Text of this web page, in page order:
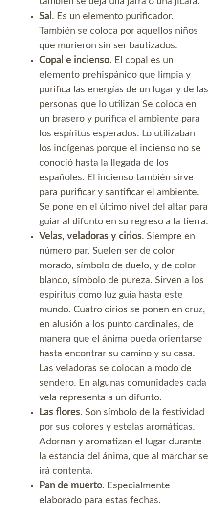
Sal . Es un elemento purificador.
También se coloca por aquellos niños
que murieron sin ser bautizados.
Copal e incienso. El copal es un
elemento prehispánico que limpia y
purifica las energías de un lugar y de las
personas que lo utilizan Se coloca en
un brasero y purifica el ambiente para
los espíritus esperados. Lo utilizaban
los indígenas porque el incienso no se
conoció hasta la llegada de los
españoles. El incienso también sirve
para purificar y santificar el ambiente.
Se pone en el último nivel del altar para
guiar al difunto en su regreso a la tierra.
Velas, veladoras y cirios. Siempre en
número par. Suelen ser de color
morado, símbolo de duelo, y de color
blanco, símbolo de pureza. Sirven a los
espíritus como luz guía hasta este
mundo. Cuatro cirios se ponen en cruz,
en alusión a los punto cardinales, de
manera que el ánima pueda orientarse
hasta encontrar su camino y su casa.
Las veladoras se colocan a modo de
sendero. En algunas comunidades cada
vela representa a un difunto.
Las flores. Son símbolo de la festividad
por sus colores y estelas aromáticas.
Adornan y aromatizan el lugar durante
la estancia del ánima, que al marchar se
irá contenta.
Pan de muerto. Especialmente
elaborado para estas fechas.